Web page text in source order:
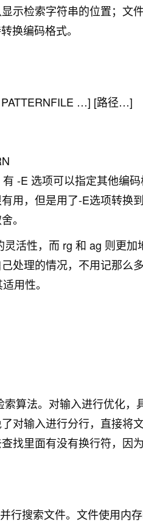
示检索字符串的位置；文
换编码格式。
…] [路径…]
-E 选项可以指定其他编
用，但是用了-E选项转换
。
活性，而 rg 和 ag 则更
处理的情况，不用记那么
用性。
算法。对输入进行优化
对输入进行分行，直接将
找里面有没有换行符，因
行搜索文件。文件使用内